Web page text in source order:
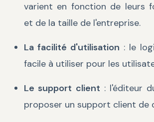
varient en fonction de leurs
et de la taille de l'entreprise.
La facilité d'utilisation : le
facile à utiliser pour les
Le support client : l'éditeur
proposer un support client de